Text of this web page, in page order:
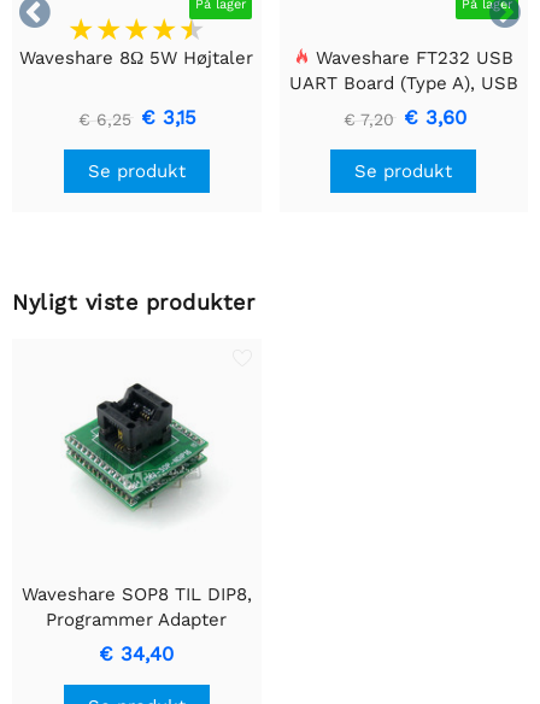

 På lager
Waveshare 8Ω 5W Højtaler
€ 6,25 € 3,15
Se produkt
På lager
Waveshare FT232 USB
UART Board (Type A), USB
til TTL (UART)
kommunikationsmodul
€ 7,20 € 3,60
Se produkt
Nyligt viste produkter
Waveshare SOP8 TIL DIP8,
Programmer Adapter
€ 34,40